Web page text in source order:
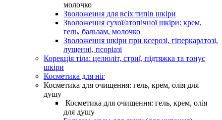
молочко
Зволоження для всіх типів шкіри
Зволоження сухої/атопічної шкіри: крем,
гель, бальзам, молочко
Зволоження шкіри при ксерозі, гіперкаратозі,
лущенні, псоріазі
Корекція тіла: целюліт, стриї, підтяжка та тонус
шкіри
Косметика для ніг
Косметика для очищення: гель, крем, олія для
душу
Косметика для очищення: гель, крем, олія
для душу